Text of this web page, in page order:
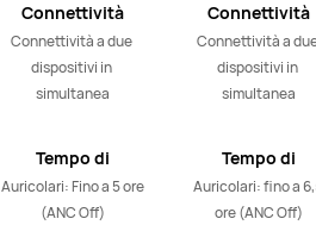
Connettività
Connettività a due
dispositivi in
simultanea
Tempo di
riproduzione
Auricolari: Fino a 5 ore
(ANC Off)
Connettività
Connettività a
dispositivi in
simultanea
Tempo di
riproduzione
Auricolari: fino a
ore (ANC Off)